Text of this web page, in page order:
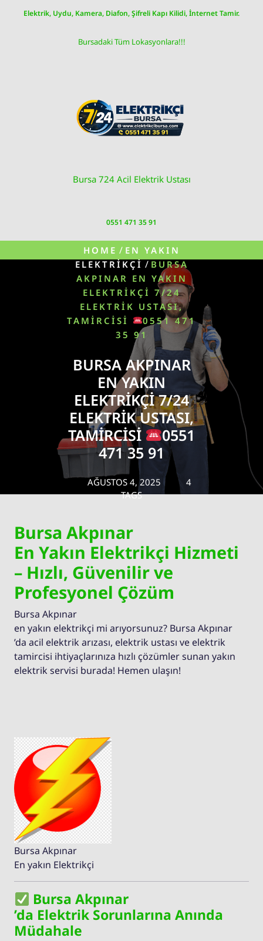
Elektrik, Uydu, Kamera, Diafon, Şifreli Kapı Kilidi, İnternet Tamir.
Bursadaki Tüm Lokasyonlara!!!
Bursa 724 Acil Elektrik Ustası
0551 471 35 91
HOME / EN YAKIN
ELEKTRIKÇI / BURSA
AKPINAR EN YAKIN
ELEKTRIKÇI 7/24
ELEKTRIK USTASI,
TAMIRCISI
0551 471
35 91
BURSA AKPINAR
EN YAKIN
ELEKTRIKÇI 7/24
ELEKTRIK USTASI,
TAMIRCISI
0551
471 35 91
AĞUSTOS 4, 2025
4
TAGS
Bursa Akpınar
En Yakın Elektrikçi Hizmeti
– Hızlı, Güvenilir ve
Profesyonel Çözüm
Bursa Akpınar
en yakın elektrikçi mi arıyorsunuz? Bursa Akpınar
’da acil elektrik arızası, elektrik ustası ve elektrik
tamircisi ihtiyaçlarınıza hızlı çözümler sunan yakın
elektrik servisi burada! Hemen ulaşın!
Bursa Akpınar
En yakın Elektrikçi
Bursa Akpınar
’da Elektrik Sorunlarına Anında
Müdahale